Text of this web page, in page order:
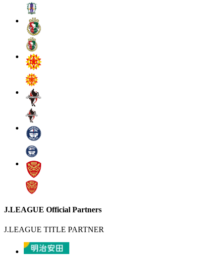
J.LEAGUE Official Partners
J.LEAGUE TITLE PARTNER